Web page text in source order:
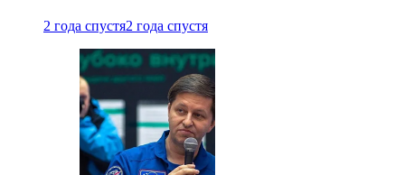
2 года спустя2 года спустя